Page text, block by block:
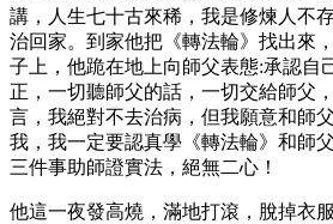
講，人生七十古來稀，我是修煉人不
治回家。到家他把《轉法輪》找出來
子上，他跪在地上向師父表態:承認自
正，一切聽師父的話，一切交給師父
言，我絕對不去治病，但我願意和師
我，我一定要認真學《轉法輪》和師
三件事助師證實法，絕無二心！
他這一夜發高燒，滿地打滾，脫掉衣